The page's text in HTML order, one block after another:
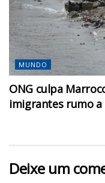
MUNDO
ONG culpa
imigrantes rumo a
Deixe um